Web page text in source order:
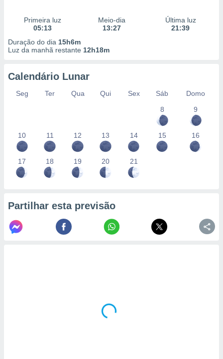
Primeira luz
05:13
Meio-dia
13:27
Última luz
21:39
Duração do dia 15h6m
Luz da manhã restante 12h18m
Calendário Lunar
Seg Ter Qua Qui Sex Sáb
Domo
8
9
10 11 12 13 14 15 16
17 18 19 20 21
Partilhar esta previsão